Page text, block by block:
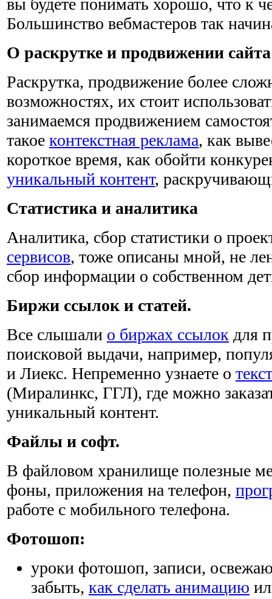
вы будете понимать хорошо, что к
Большинство вебмастеров так
О раскрутке и продвижении сайта
Раскрутка, продвижение более
возможностях, их стоит
занимаемся продвижением
такое контекстная реклама, как
короткое время, как обойти
уникальный контент,
Статистика и аналитика
Аналитика, сбор статистики о
сервисов, тоже описаны мной, не
сбор информации о собственном
Биржи ссылок и статей.
Все слышали о биржах ссылок для
поисковой выдачи, например,
и Лиекс. Непременно узнаете о
(Миралинкс, ГГЛ), где можно
уникальный контент.
Файлы и софт.
В файловом хранилище полезные
фоны, приложения на телефон,
работе с мобильного телефона.
Фотошоп:
уроки фотошоп, записи,
забыть, как сделать анимацию